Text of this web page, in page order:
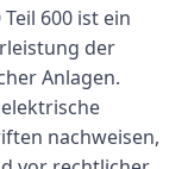
600 ist ein
der
Anlagen.
nachweisen,